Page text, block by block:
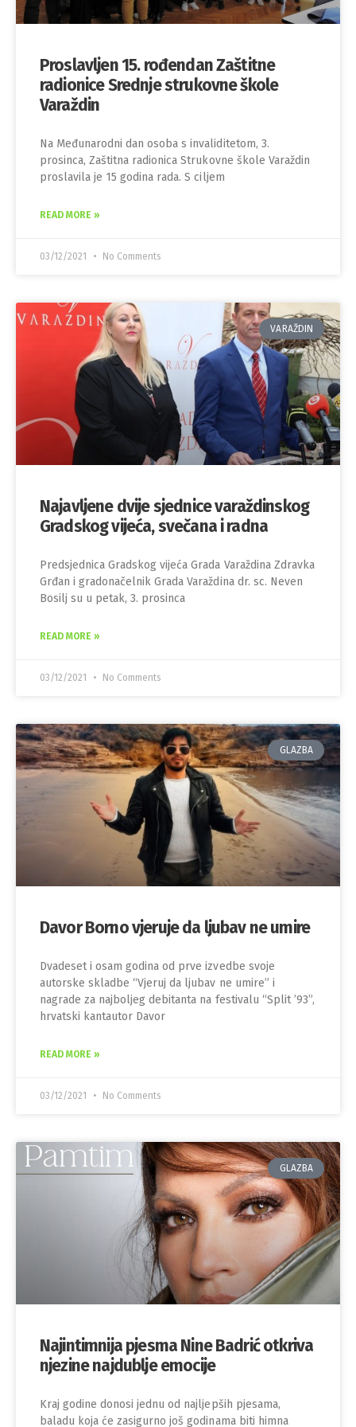
Proslavljen 15. rođendan Zaštitne
radionice Srednje strukovne škole
Varaždin
Na Međunarodni dan osoba s invaliditetom, 3.
prosinca, Zaštitna radionica Strukovne škole Varaždin
proslavila je 15 godina rada. S ciljem
READ MORE »
03/12/2021 No Comments
VARAŽDIN
Najavljene dvije sjednice varaždinskog
Gradskog vijeća, svečana i radna
Predsjednica Gradskog vijeća Grada Varaždina Zdravka
Grđan i gradonačelnik Grada Varaždina dr. sc. Neven
Bosilj su u petak, 3. prosinca
READ MORE »
03/12/2021 No Comments
GLAZBA
Davor Borno vjeruje da ljubav ne umire
Dvadeset i osam godina od prve izvedbe svoje
autorske skladbe “Vjeruj da ljubav ne umire” i
nagrade za najboljeg debitanta na festivalu “Split ’93”,
hrvatski kantautor Davor
READ MORE »
03/12/2021 No Comments
GLAZBA
Najintimnija pjesma Nine Badrić otkriva
njezine najdublje emocije
Kraj godine donosi jednu od najljepših pjesama,
baladu koja će zasigurno još godinama biti himna